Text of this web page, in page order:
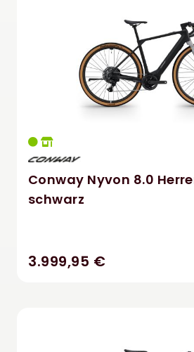
Conway Nyvon 8.0
schwarz
3.999,95 €